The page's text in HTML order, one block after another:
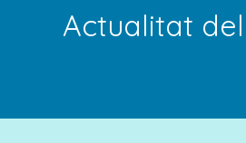
Actualitat del